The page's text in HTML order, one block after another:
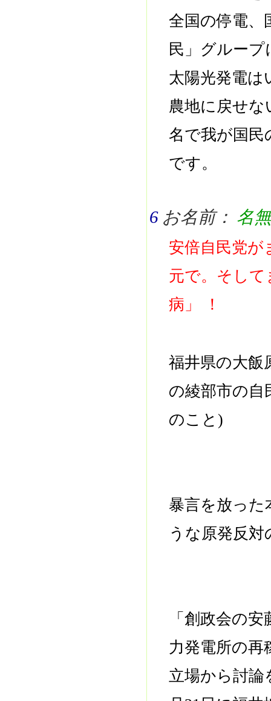
全国の停電、
民」グルー
太陽光発電は
農地に戻せな
名で我が国民
です。
6 お名前： 名
安倍自民党が
元で。そして
病」 ！
福井県の大飯
の綾部市の自
のこと)
暴言を放った
うな原発反
「創政会の
力発電所の
立場から討論